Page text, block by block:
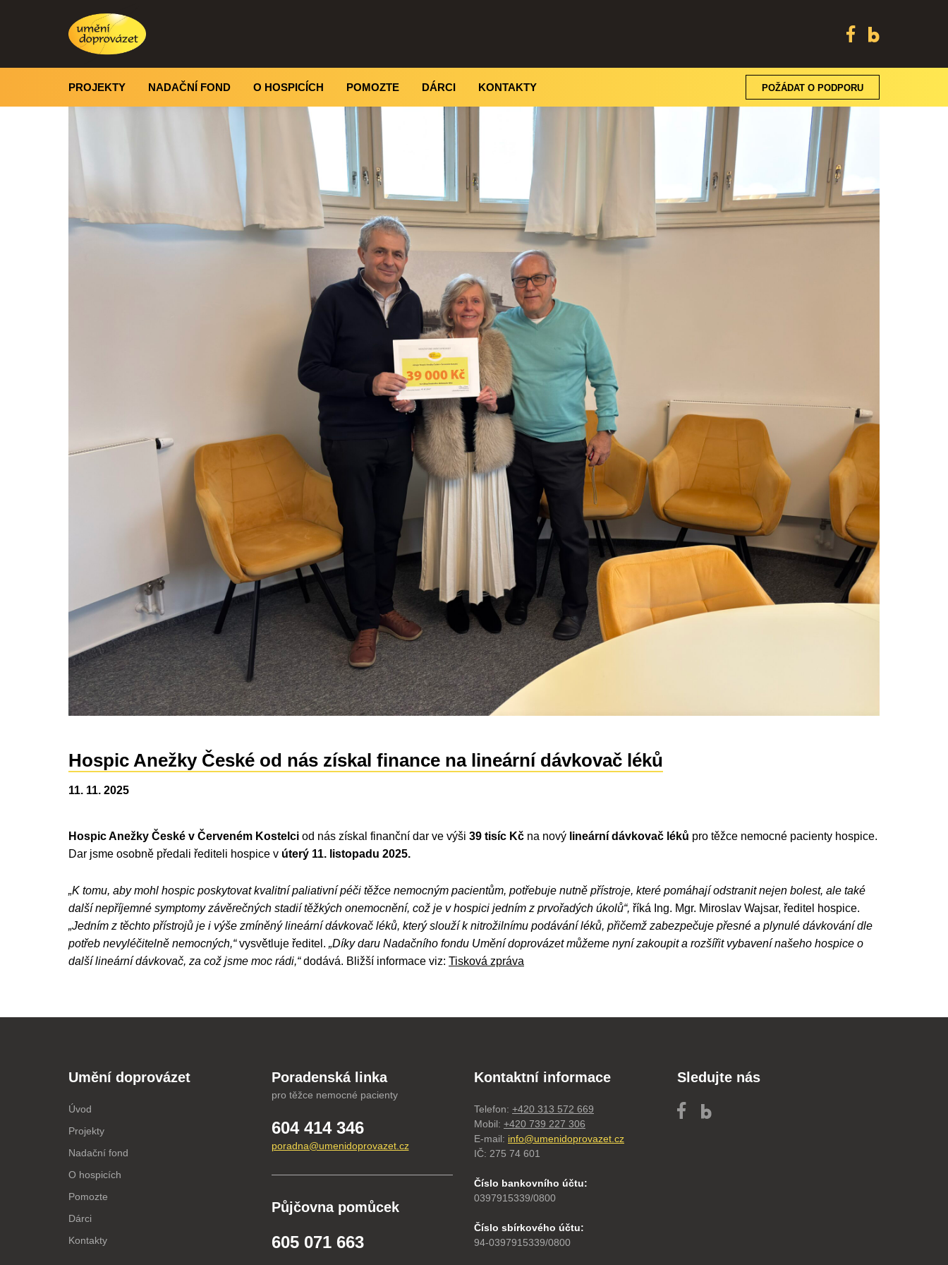
PROJEKTY NADAČNÍ FOND O HOSPICÍCH POMOZTE DÁRCI KONTAKTY POŽÁDAT O PODPORU
Hospic Anežky České od nás získal finance na lineární dávkovač léků
11. 11. 2025
Hospic Anežky České v Červeném Kostelci od nás získal finanční dar ve výši 39 tisíc Kč na nový lineární dávkovač léků pro těžce nemocné pacienty hospice.
Dar jsme osobně předali řediteli hospice v úterý 11. listopadu 2025.
„K tomu, aby mohl hospic poskytovat kvalitní paliativní péči těžce nemocným pacientům, potřebuje nutně přístroje, které pomáhají odstranit nejen bolest, ale také
další nepříjemné symptomy závěrečných stadií těžkých onemocnění, což je v hospici jedním z prvořadých úkolů“, říká Ing. Mgr. Miroslav Wajsar, ředitel hospice.
„Jedním z těchto přístrojů je i výše zmíněný lineární dávkovač léků, který slouží k nitrožilnímu podávání léků, přičemž zabezpečuje přesné a plynulé dávkování dle
potřeb nevyléčitelně nemocných,“vysvětluje ředitel. „Díky daru Nadačního fondu Umění doprovázet můžeme nyní zakoupit a rozšířit vybavení našeho hospice o
další lineární dávkovač, za což jsme moc rádi,“dodává. Bližší informace viz: Tisková zpráva
Umění doprovázet
Úvod
Projekty
Nadační fond
O hospicích
Pomozte
Dárci
Kontakty
Poradenská linka
pro těžce nemocné pacienty
604 414 346
poradna@umenidoprovazet.cz
Půjčovna pomůcek
605 071 663
Kontaktní informace
Telefon: +420 313 572 669
Mobil: +420 739 227 306
E-mail: info@umenidoprovazet.cz
IČ: 275 74 601
Číslo bankovního účtu:
0397915339/0800
Číslo sbírkového účtu:
94-0397915339/0800
Sledujte nás